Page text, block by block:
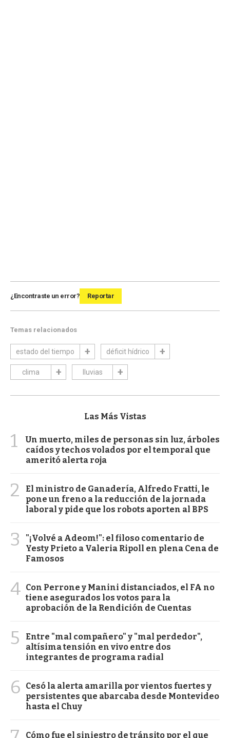
¿Encontraste un error? Reportar
Temas relacionados
estado del tiempo déficit hídrico
clima lluvias
Las Más Vistas
1
Un muerto, miles de personas sin luz, árboles
caídos y techos volados por el temporal que
ameritó alerta roja
2
El ministro de Ganadería, Alfredo Fratti, le
pone un freno a la reducción de la jornada
laboral y pide que los robots aporten al BPS
3
"¡Volvé a Adeom!": el filoso comentario de
Yesty Prieto a Valeria Ripoll en plena Cena de
Famosos
4 Con Perrone y Manini distanciados, el FA no
tiene asegurados los votos para la
aprobación de la Rendición de Cuentas
5
Entre "mal compañero" y "mal perdedor",
altísima tensión en vivo entre dos
integrantes de programa radial
6
Cesó la alerta amarilla por vientos fuertes y
persistentes que abarcaba desde Montevideo
hasta el Chuy
Cómo fue el siniestro de tránsito por el que